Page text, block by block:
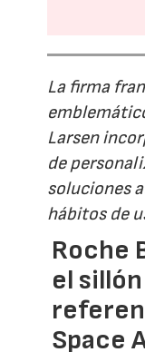
La firma
Larsen
de
soluciones
hábitos de
Roche
el
Space